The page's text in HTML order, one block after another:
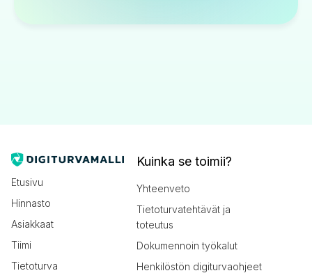
Etusivu
Hinnasto
Asiakkaat
Tiimi
Tietoturva
Kuinka se toimii?
Yhteenveto
Tietoturvatehtävät ja
toteutus
Dokumennoin työkalut
Henkilöstön digiturvaohjeet